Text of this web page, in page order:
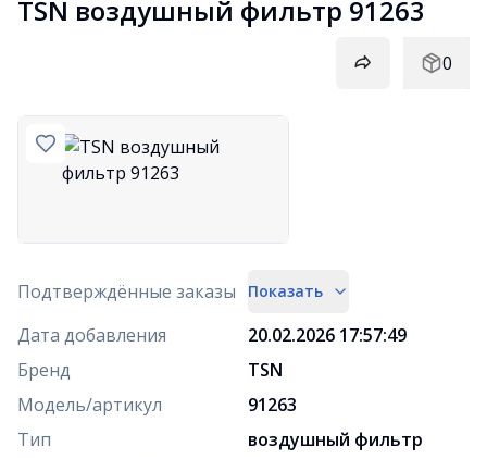
TSN воздушный фильтр 91263
0
Подтверждённые заказы Показать
Дата добавления
20.02.2026 17:57:49
Бренд
TSN
Модель/артикул
91263
Тип
воздушный фильтр